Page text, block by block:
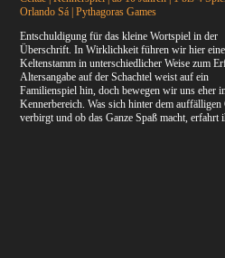
Orlando Sá | Pythagoras Games
Entschuldigung für das kleine Wortspiel in der
Überschrift. In Wirklichkeit führen wir hier
Keltenstamm in unterschiedlicher Weise zum
Altersangabe auf der Schachtel weist auf ein
Familienspiel hin, doch bewegen wir uns eher
Kennerbereich. Was sich hinter dem auffälligen
verbirgt und ob das Ganze Spaß macht, erfahrt